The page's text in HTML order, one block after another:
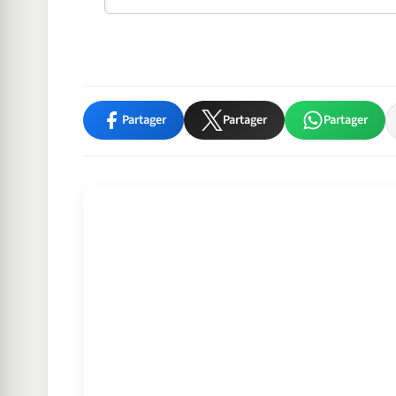
Partager Partager Partager